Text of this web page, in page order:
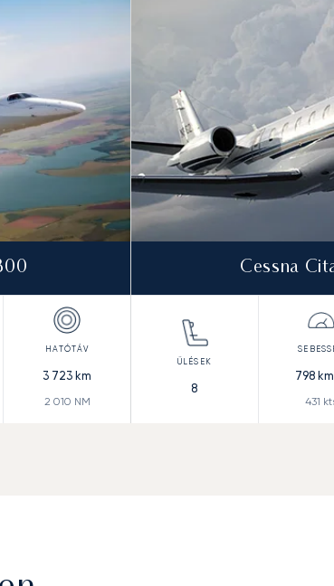
3 723 km
2 010 NM
Cessna
8
798
431